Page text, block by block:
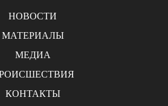
НОВОСТИ
МАТЕРИАЛЫ
МЕДИА
КОНТАКТЫ